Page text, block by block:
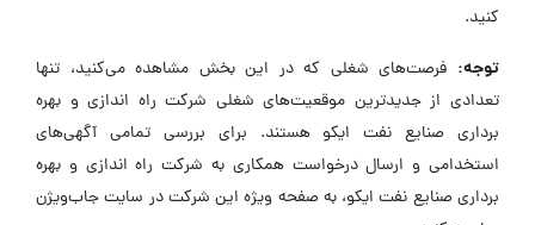
کنید.
توجه: فرصت‌های شغلی که در این بخش مشاهده می‌کنید، تنها
تعدادی از جدیدترین موقعیت‌های شغلی شرکت راه اندازی و بهره
برداری صنایع نفت ایکو هستند. برای بررسی تمامی آگهی‌های
استخدامی و ارسال درخواست همکاری به شرکت راه اندازی و بهره
برداری صنایع نفت ایکو، به صفحه ویژه این شرکت در سایت جاب‌ویژن